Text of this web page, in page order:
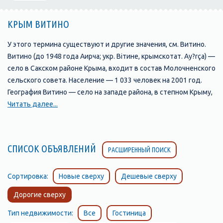
КРЫМ ВИТИНО
У этого термина существуют и другие значения, см. Витино.
Витино (до 1948 года Аирча; укр. Вітине, крымскотат. Ay?rça) —
село в Сакском районе Крыма, входит в состав Молочненского
сельского совета. Население — 1 033 человек на 2001 год.
География Витино — село на западе района, в степном Крыму,
на берегу Чёрного моря, высота над уровнем моря — 2 м[1].
до райцентра — около 43 километров, ближайшая
железнодорожная станция Евпатория в 16 км. Витино,
Крыму вдоль черноморского побережья. Каждый год поселки
Витино и Молочное ждут в гости отдыхающих и гостей на
отдых. Отдых в этом районе Крыма можно охарактеризовать
по большей части как тихий и уединенный, в дали от шума
Читать далее...
СПИСОК ОБЪЯВЛЕНИЙ РАСШИРЕННЫЙ ПОИСК
Сортировка: Новые сверху Дешевые сверху
Дорогие сверху
Тип недвижимости: Все Гостиница